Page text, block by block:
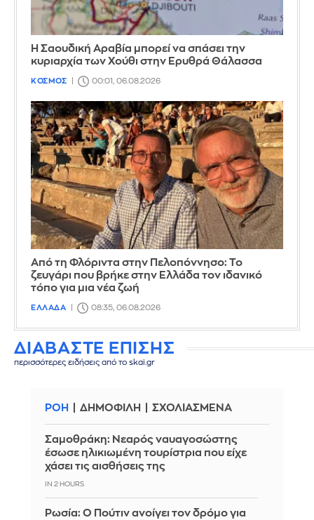
Η Σαουδική Αραβία μπορεί να σπάσει την
κυριαρχία των Χούθι στην Ερυθρά Θάλασσα
ΚΟΣΜΟΣ 00:01, 06.08.2026
Από τη Φλόριντα στην Πελοπόννησο: Το
ζευγάρι που βρήκε στην Ελλάδα τον ιδανικό
τόπο για μια νέα ζωή
ΕΛΛΑΔΑ 08:35, 06.08.2026
ΔΙΑΒΑΣΤΕ ΕΠΙΣΗΣ
περισσότερες ειδήσεις από το skai.gr
ΡΟΗ ΔΗΜΟΦΙΛΗ ΣΧΟΛΙΑΣΜΕΝΑ
Σαμοθράκη: Νεαρός ναυαγοσώστης
έσωσε ηλικιωμένη τουρίστρια που είχε
χάσει τις αισθήσεις της
IN 2 HOURS
Ρωσία: Ο Πούτιν ανοίγει τον δρόμο για